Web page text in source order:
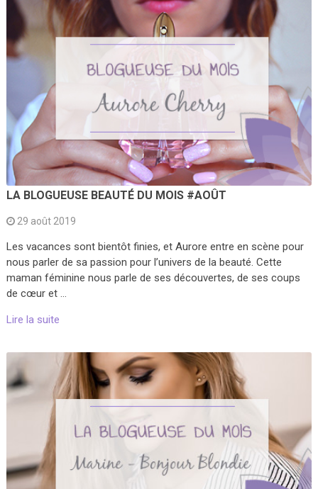
LA BLOGUEUSE BEAUTÉ DU MOIS #AOÛT
29 août 2019
Les vacances sont bientôt finies, et Aurore entre en scène pour
nous parler de sa passion pour l’univers de la beauté. Cette
maman féminine nous parle de ses découvertes, de ses coups
de cœur et …
Lire la suite